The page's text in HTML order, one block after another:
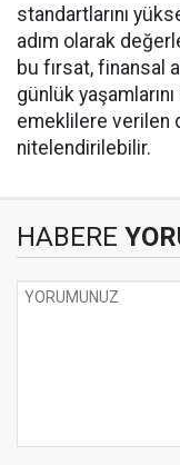
standartlarını
adım olarak
bu fırsat, finansal
günlük
emeklilere verilen
nitelendirilebilir.
HABERE